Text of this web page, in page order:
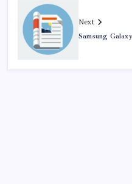
Next
Samsung